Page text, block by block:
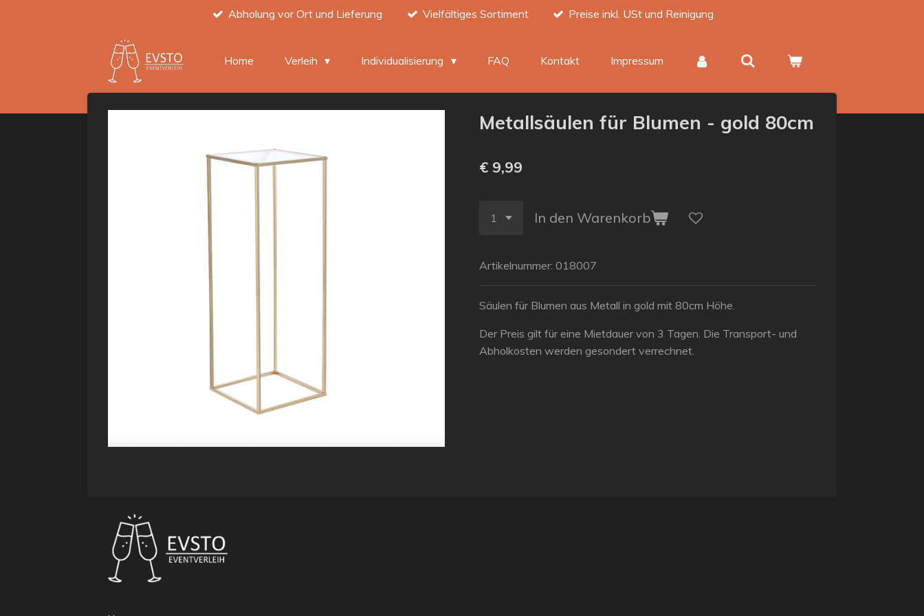
Abholung vor Ort und Lieferung Vielfältiges Sortiment Preise inkl. USt und Reinigung
Home Verleih Individualisierung FAQ Kontakt Impressum
Metallsäulen für Blumen - gold 80cm
€ 9,99
In den Warenkorb
Artikelnummer: 018007
Säulen für Blumen aus Metall in gold mit 80cm Höhe.
Der Preis gilt für eine Mietdauer von 3 Tagen. Die Transport- und
Abholkosten werden gesondert verrechnet.